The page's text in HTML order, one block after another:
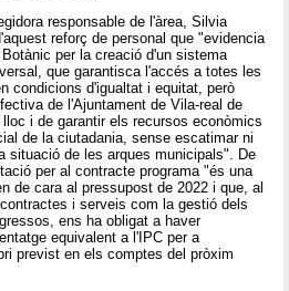
responsable de l'àrea, Silvia
reforç de personal que "evidencia
per la creació d'un sistema
que garantisca l'accés a totes les
condicions d'igualtat i equitat, però
de l'Ajuntament de Vila-real de
i de garantir els recursos econòmics
de la ciutadania, sense escatimar ni
situació de les arques municipals". De
per al contracte programa "és una
de cara al pressupost de 2022 i que, al
i serveis com la gestió dels
ens ha obligat a haver
equivalent a l'IPC per a
previst en els comptes del pròxim